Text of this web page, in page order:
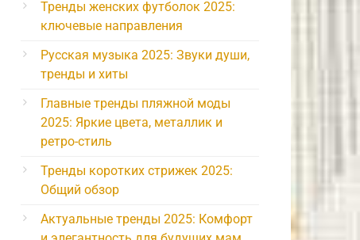
Тренды женских футболок 2025:
ключевые направления
Русская музыка 2025: Звуки души,
тренды и хиты
Главные тренды пляжной моды
2025: Яркие цвета, металлик и
ретро-стиль
Тренды коротких стрижек 2025:
Общий обзор
Актуальные тренды 2025: Комфорт